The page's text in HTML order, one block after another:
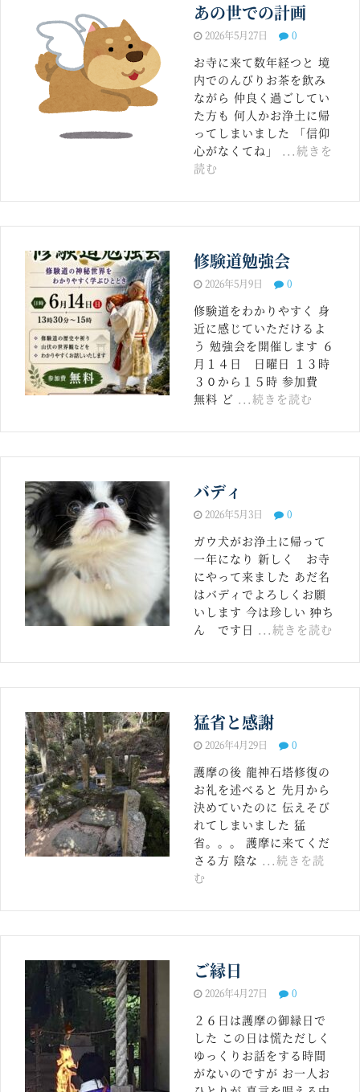
あの世での計画
2026年5月27日 0
お寺に来て数年経つと 境
内でのんびりお茶を飲み
ながら 仲良く過ごしてい
た方も 何人かお浄土に帰
ってしまいました 「信仰
心がなくてね」 ...続きを
読む
修験道勉強会
2026年5月9日 0
修験道をわかりやすく 身
近に感じていただけるよ
う 勉強会を開催します ６
月１４日 日曜日 １３時
３０から１５時 参加費
無料 ど ...続きを読む
バディ
2026年5月3日 0
ガウ犬がお浄土に帰って
一年になり 新しく お寺
にやって来ました あだ名
はバディでよろしくお願
いします 今は珍しい 狆ち
ん です日 ...続きを読む
猛省と感謝
2026年4月29日 0
護摩の後 龍神石塔修復の
お礼を述べると 先月から
決めていたのに 伝えそび
れてしまいました 猛
省。。。 護摩に来てくだ
さる方 陰な ...続きを読
む
ご縁日
2026年4月27日 0
２６日は護摩の御縁日で
した この日は慌ただしく
ゆっくりお話をする時間
がないのですが お一人お